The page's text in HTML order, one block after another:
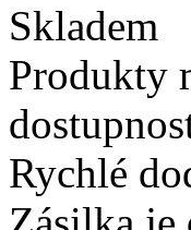
Skladem
Produkty
Rychlé